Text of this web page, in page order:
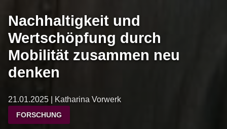
Nachhaltigkeit und
Wertschöpfung durch
Mobilität zusammen neu
denken
21.01.2025 | Katharina Vorwerk
FORSCHUNG